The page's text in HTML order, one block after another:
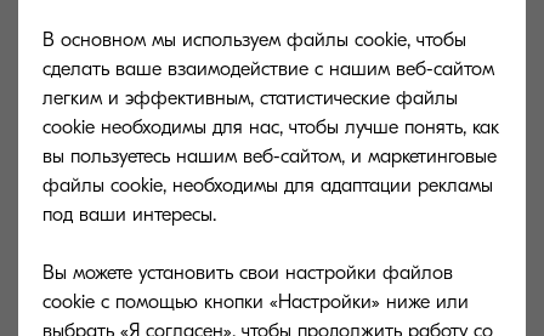
Linux driver (v.8.7114)
102 MB ZIP
Product specific release for TASKalfa 2553/ 253/ 4053/
KX Driver (v.7.3.2216)
Product specific release for
В основном мы используем файлы cookie, чтобы
сделать ваше взаимодействие с нашим веб-сайтом
легким и эффективным, статистические файлы
cookie необходимы для нас, чтобы лучше понять, как
вы пользуетесь нашим веб-сайтом, и маркетинговые
файлы cookie, необходимы для адаптации рекламы
под ваши интересы.
Вы можете установить свои настройки файлов
cookie с помощью кнопки «Настройки» ниже или
выбрать «Я согласен», чтобы продолжить работу со